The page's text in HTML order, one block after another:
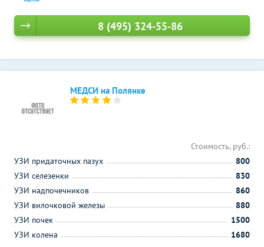
8 (495) 324-55-86
МЕДСИ на Полянке
Стоимость, руб.:
УЗИ придаточных пазух
800
УЗИ селезенки
830
УЗИ надпочечников
860
УЗИ вилочковой железы
880
УЗИ почек
1500
УЗИ колена
1680